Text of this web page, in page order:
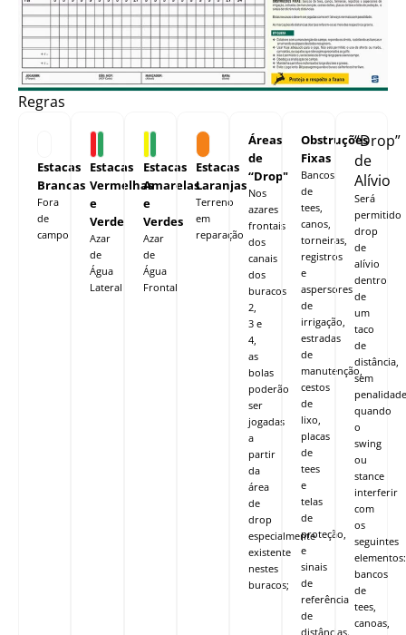
Regras
Estacas
Brancas
Fora
de
campo
Estacas
Vermelhas
e
Verde
Azar
de
Água
Lateral
Estacas
Amarelas
e
Verdes
Azar
de
Água
Frontal
Estacas
Laranjas
Terreno
em
reparação
Áreas
de
“Drop"
Nos
azares
frontais
dos
canais
dos
buracos
2,
3 e
4,
as
bolas
poderão
ser
jogadas
a
partir
da
área
de
drop
especialmente
existente
nestes
buracos;
Obstruções
Fixas
Bancos
de
tees,
canos,
torneiras,
registros
e
aspersores
de
irrigação,
estradas
de
manutenção,
cestos
de
lixo,
placas
de
tees
e
telas
de
proteção,
e
sinais
de
referência
de
distâncias.
“Drop”
de
Alívio
Será
permitido
drop
de
alívio
dentro
de
um
taco
de
distância,
sem
quando
o
swing
ou
stance
interferir
com
os
seguintes
elementos:
bancos
de
tees,
canoas,